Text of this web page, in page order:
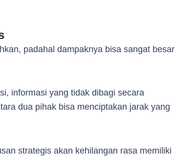
padahal dampaknya bisa sangat besar
informasi yang tidak dibagi secara
dua pihak bisa menciptakan jarak yang
strategis akan kehilangan rasa memiliki